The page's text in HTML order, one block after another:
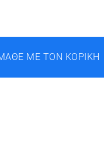
ΜΕ ΤΟΝ ΚΟΡΙΚΗ